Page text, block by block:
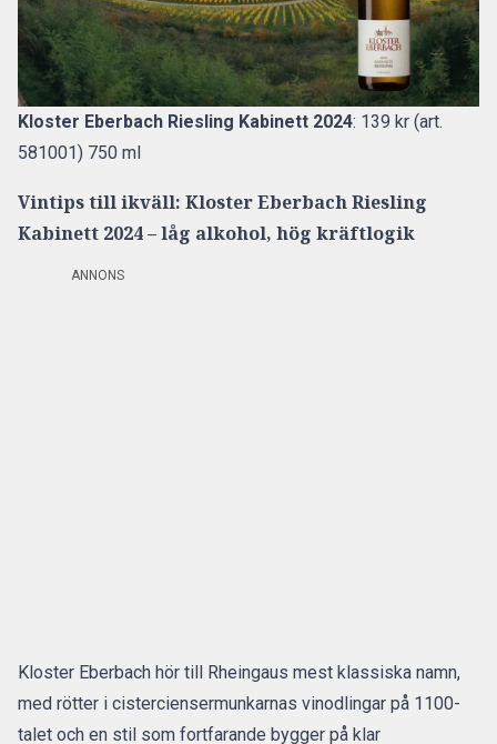
Kloster Eberbach Riesling Kabinett 2024: 139 kr (art.
581001) 750 ml
Vintips till ikväll: Kloster Eberbach Riesling
Kabinett 2024 – låg alkohol, hög kräftlogik
ANNONS
Kloster Eberbach hör till Rheingaus mest klassiska namn,
med rötter i cisterciensermunkarnas vinodlingar på 1100-
talet och en stil som fortfarande bygger på klar